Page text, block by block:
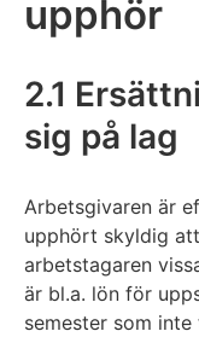
upphör
2.1
sig på lag
Arbetsgivaren är
upphört skyldig
arbetstagaren
är bl.a. lön för
semester som